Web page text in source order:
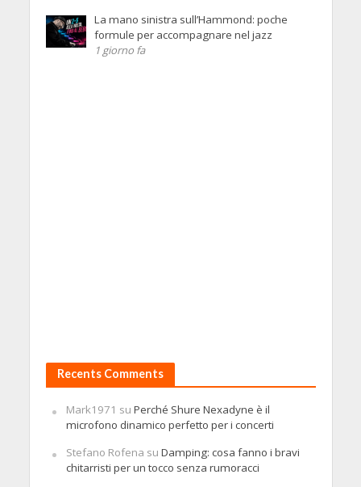
La mano sinistra sull’Hammond: poche
formule per accompagnare nel jazz
1 giorno fa
Recents Comments
Mark1971 su Perché Shure Nexadyne è il
microfono dinamico perfetto per i concerti
Stefano Rofena su Damping: cosa fanno i bravi
chitarristi per un tocco senza rumoracci